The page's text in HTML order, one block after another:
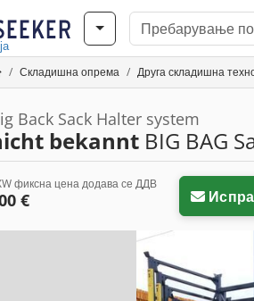
Складишна опрема Друга складишна
Back Sack Halter system
bekannt BIG BAG
фиксна цена додава се ДДВ
€